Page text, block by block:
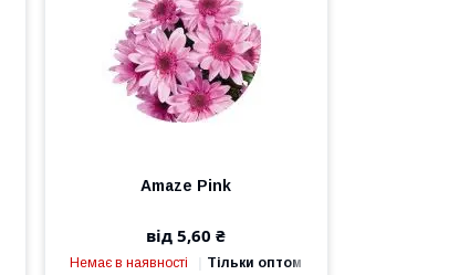
Amaze Pink
від 5,60 ₴
Немає в наявності Тільки оптом